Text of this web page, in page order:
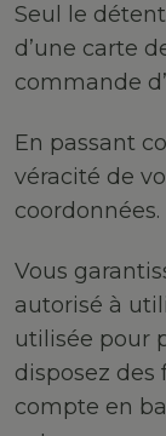
Seul le
d’une carte
commande
En passant
véracité de
coordonnées.
Vous
autorisé à
utilisée pour
disposez des
compte en